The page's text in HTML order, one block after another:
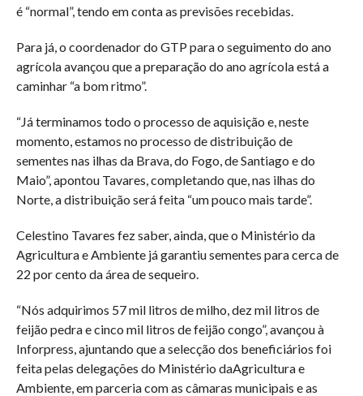
é “normal”, tendo em conta as previsões recebidas.
Para já, o coordenador do GTP para o seguimento do ano
agrícola avançou que a preparação do ano agrícola está a
caminhar “a bom ritmo”.
“Já terminamos todo o processo de aquisição e, neste
momento, estamos no processo de distribuição de
sementes nas ilhas da Brava, do Fogo, de Santiago e do
Maio”, apontou Tavares, completando que, nas ilhas do
Norte, a distribuição será feita “um pouco mais tarde”.
Celestino Tavares fez saber, ainda, que o Ministério da
Agricultura e Ambiente já garantiu sementes para cerca de
22 por cento da área de sequeiro.
“Nós adquirimos 57 mil litros de milho, dez mil litros de
feijão pedra e cinco mil litros de feijão congo”, avançou à
Inforpress, ajuntando que a selecção dos beneficiários foi
feita pelas delegações do Ministério daAgricultura e
Ambiente, em parceria com as câmaras municipais e as